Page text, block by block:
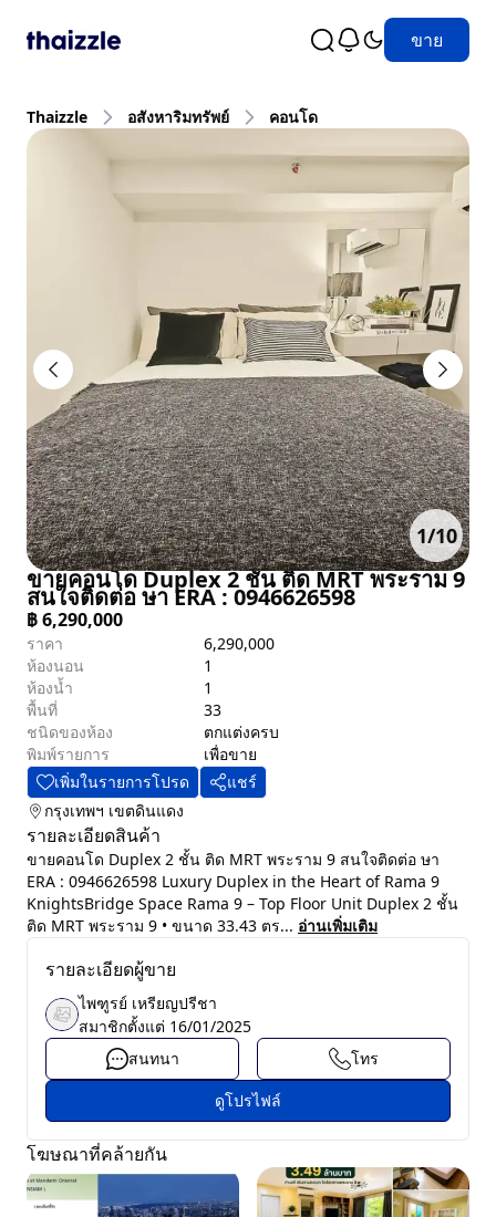
ขาย
Thaizzle อสังหาริมทรัพย์ คอนโด
1/10
ขายคอนโด Duplex 2 ชั้น ติด MRT พระราม 9
สนใจติดต่อ ษา ERA : 0946626598
฿6,290,000
ราคา
6,290,000
ห้องนอน
1
ห้องน้ำ
1
พื้นที่
33
ชนิดของห้อง
ตกแต่งครบ
พิมพ์รายการ
เพื่อขาย
เพิ่มในรายการโปรด
แชร์
กรุงเทพฯ เขตดินแดง
รายละเอียดสินค้า
ขายคอนโด Duplex 2 ชั้น ติด MRT พระราม 9 สนใจติดต่อ ษา
ERA : 0946626598 Luxury Duplex in the Heart of Rama 9
KnightsBridge Space Rama 9 – Top Floor Unit Duplex 2 ชั้น
ติด MRT พระราม 9 • ขนาด 33.43 ตร... อ่านเพิ่มเติม
รายละเอียดผู้ขาย
ไพฑูรย์ เหรียญปรีชา
สมาชิกตั้งแต่ 16/01/2025
สนทนา
โทร
ดูโปรไฟล์
โฆษณาที่คล้ายกัน